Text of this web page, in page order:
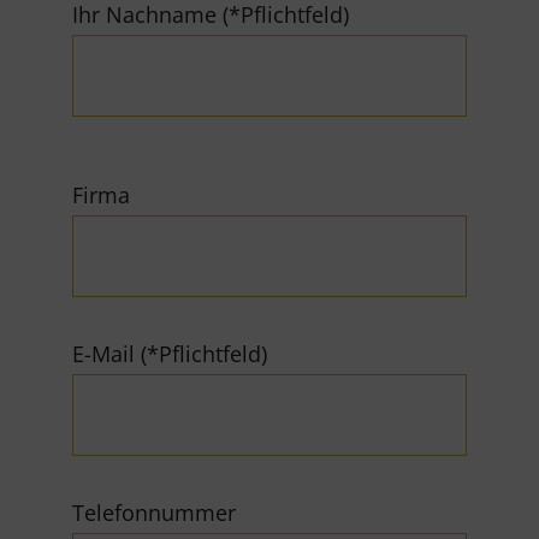
Ihr Nachname (*Pflichtfeld)
Firma
E-Mail (*Pflichtfeld)
Telefonnummer